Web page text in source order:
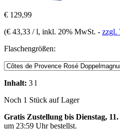
€ 129,99
(€ 43,33 / l, inkl. 20% MwSt. - zzgl.
Flaschengrößen:
Inhalt: 3 l
Noch 1 Stück auf Lager
Gratis Zustellung bis Dienstag,
um 23:59 Uhrbestellst.